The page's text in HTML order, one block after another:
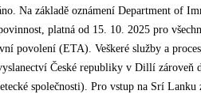
Na základě oznámení Department of
platná od 15. 10. 2025 pro
povolení (ETA). Veškeré služby a
České republiky v Dillí zároveň
společnosti). Pro vstup na Srí